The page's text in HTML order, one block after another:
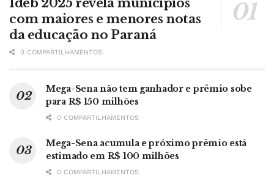
Ideb 2025 revela municípios
com maiores e menores notas
da educação no Paraná
0 COMPARTILHAMENTOS
Mega-Sena não tem ganhador e prêmio sobe
para R$ 150 milhões
0 COMPARTILHAMENTOS
Mega-Sena acumula e próximo prêmio está
estimado em R$ 100 milhões
0 COMPARTILHAMENTOS